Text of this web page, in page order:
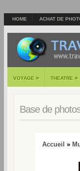
HOME ACHAT DE
VOYAGE » THEATRE »
Base de
Accueil »